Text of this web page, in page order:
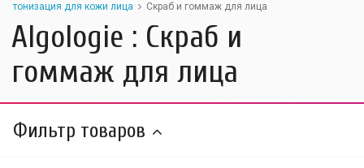
тонизация для кожи лица
Скраб и гоммаж для лица
Algologie : Скраб и
гоммаж для лица
Фильтр товаров